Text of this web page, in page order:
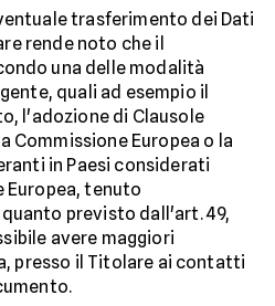
trasferimento dei Dati
rende noto che il
una delle modalità
quali ad esempio il
l'adozione di Clausole
Commissione Europea o la
in Paesi considerati
Europea, tenuto
previsto dall'art. 49,
avere maggiori
presso il Titolare ai contatti